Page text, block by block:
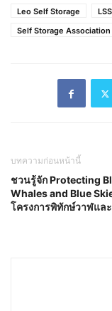
Leo Self Storage
LSS
Self Storage Association
บทความก่อนหน้านี้
ชวนรู้จัก Protecting
Whales and Blue
โครงการพิทักษ์วาฬแล